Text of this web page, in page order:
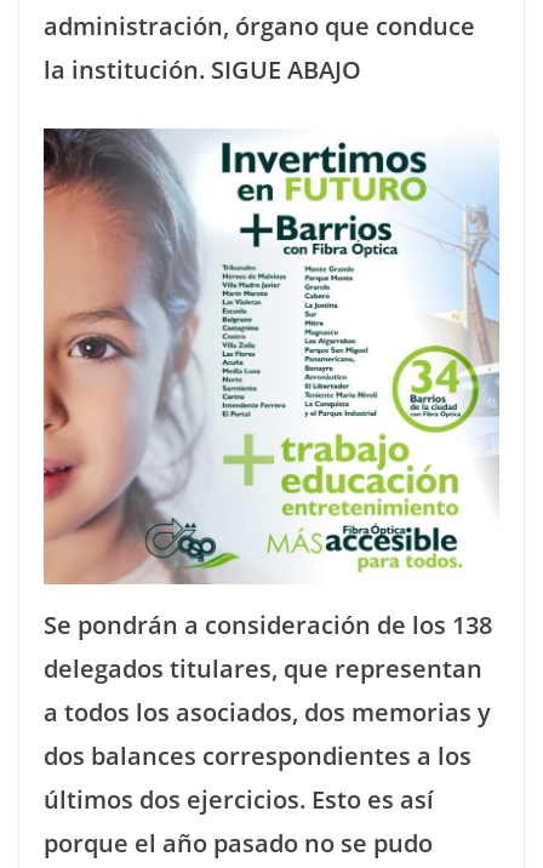
administración, órgano que conduce
la institución. SIGUE ABAJO
Se pondrán a consideración de los 138
delegados titulares, que representan
a todos los asociados, dos memorias y
dos balances correspondientes a los
últimos dos ejercicios. Esto es así
porque el año pasado no se pudo